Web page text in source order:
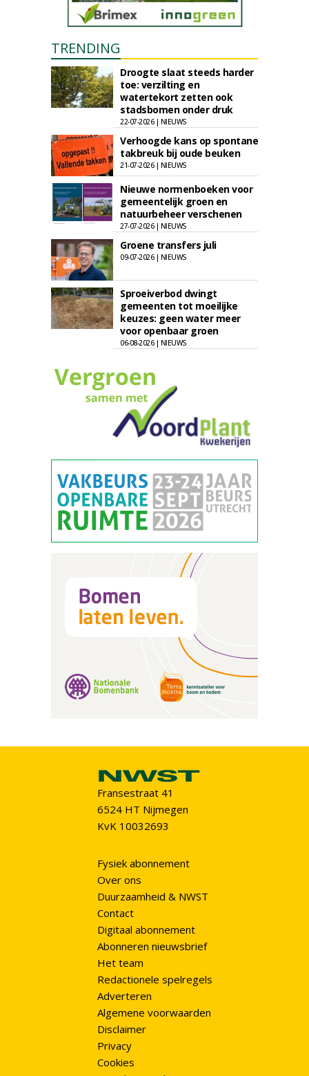
TRENDING
Droogte slaat steeds harder
toe: verzilting en
watertekort zetten ook
stadsbomen onder druk
22-07-2026 | NIEUWS
Verhoogde kans op spontane
takbreuk bij oude beuken
21-07-2026 | NIEUWS
Nieuwe normenboeken voor
gemeentelijk groen en
natuurbeheer verschenen
27-07-2026 | NIEUWS
Groene transfers juli
09-07-2026 | NIEUWS
Sproeiverbod dwingt
gemeenten tot moeilijke
keuzes: geen water meer
voor openbaar groen
06-08-2026 | NIEUWS
Fransestraat 41
6524 HT Nijmegen
KvK 10032693
Fysiek abonnement
Over ons
Duurzaamheid & NWST
Contact
Digitaal abonnement
Abonneren nieuwsbrief
Het team
Redactionele spelregels
Adverteren
Algemene voorwaarden
Disclaimer
Privacy
Cookies